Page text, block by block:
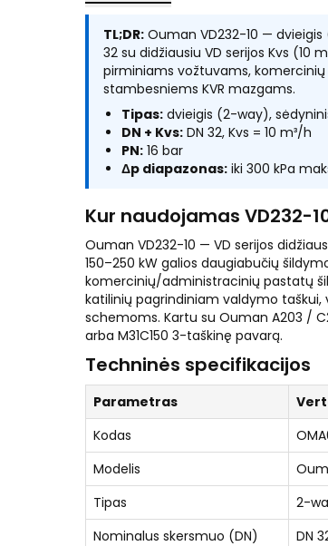
TL;DR: Ouman VD232-10 —
32 su didžiausiu VD serijos Kvs (10
pirminiams vožtuvams,
stambesniems KVR mazgams.
Tipas: dvieigis (2-way),
DN + Kvs: DN 32, Kvs = 10 m³/h
PN: 16 bar
Δp diapazonas: iki 300 kPa
Kur naudojamas VD232-
Ouman VD232-10 — VD serijos
150–250 kW galios daugiabučių
komercinių/administracinių pastatų
katilinių pagrindiniam valdymo taškui,
schemoms. Kartu su Ouman A203 /
arba M31C150 3-taškinę pavarą.
Techninės specifikacijos
Parametras
Kodas
Modelis
Tipas
2-
Nominalus skersmuo (DN)
DN